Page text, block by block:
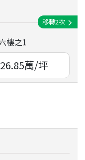
樓之1
移轉2次
萬/坪